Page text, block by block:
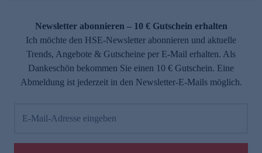
Newsletter abonnieren – 10 € Gutschein erhalten
Ich möchte den HSE-Newsletter abonnieren und aktuelle
Trends, Angebote & Gutscheine per E-Mail erhalten. Als
Dankeschön bekommen Sie einen 10 € Gutschein. Eine
Abmeldung ist jederzeit in den Newsletter-E-Mails möglich.
E-Mail-Adresse eingeben